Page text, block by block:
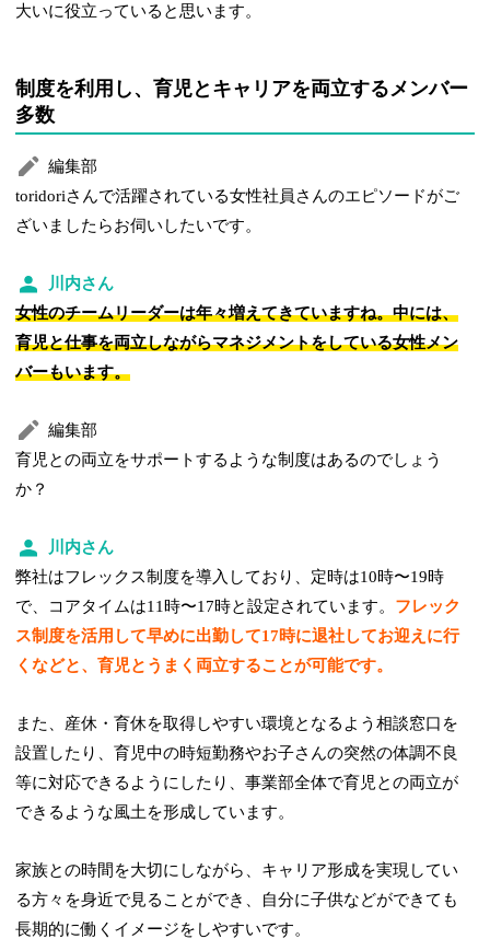
大いに役立っていると思います。
制度を利用し、育児とキャリアを両立するメンバー
多数
編集部
toridoriさんで活躍されている女性社員さんのエピソードがご
ざいましたらお伺いしたいです。
川内さん
女性のチームリーダーは年々増えてきていますね。中には、
育児と仕事を両立しながらマネジメントをしている女性メン
バーもいます。
編集部
育児との両立をサポートするような制度はあるのでしょう
か？
川内さん
弊社はフレックス制度を導入しており、定時は10時〜19時
で、コアタイムは11時〜17時と設定されています。 フレック
ス制度を活用して早めに出勤して17時に退社してお迎えに行
くなどと、育児とうまく両立することが可能です。
また、産休・育休を取得しやすい環境となるよう相談窓口を
設置したり、育児中の時短勤務やお子さんの突然の体調不良
等に対応できるようにしたり、事業部全体で育児との両立が
できるような風土を形成しています。
家族との時間を大切にしながら、キャリア形成を実現してい
る方々を身近で見ることができ、自分に子供などができても
長期的に働くイメージをしやすいです。